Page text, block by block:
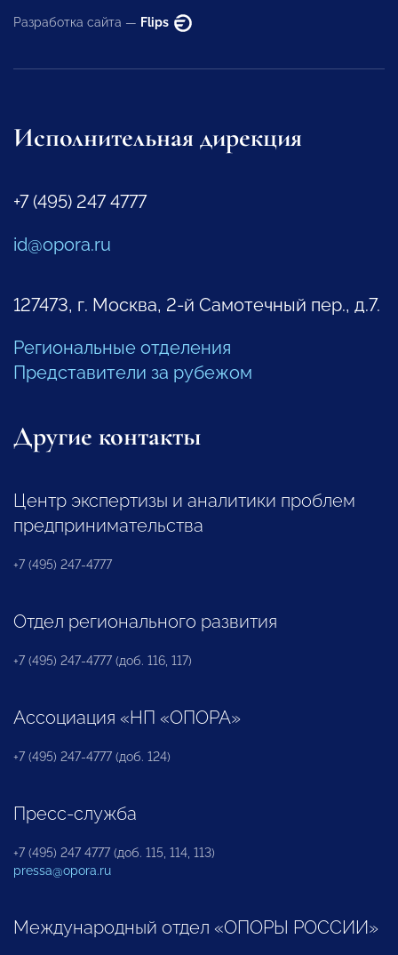
Разработка сайта — Flips
Исполнительная дирекция
+7 (495) 247 4777
id@opora.ru
127473, г. Москва, 2-й Самотечный пер., д.7.
Региональные отделения
Представители за рубежом
Другие контакты
Центр экспертизы и аналитики проблем
предпринимательства
+7 (495) 247-4777
Отдел регионального развития
+7 (495) 247-4777 (доб. 116, 117)
Ассоциация «НП «ОПОРА»
+7 (495) 247-4777 (доб. 124)
Пресс-служба
+7 (495) 247 4777 (доб. 115, 114, 113)
pressa@opora.ru
Международный отдел «ОПОРЫ РОССИИ»